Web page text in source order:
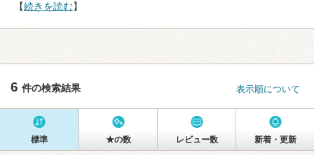
【続きを読む】
6 件の検索結果 表示順について
標準 ★の数 レビュー数 新着・更新